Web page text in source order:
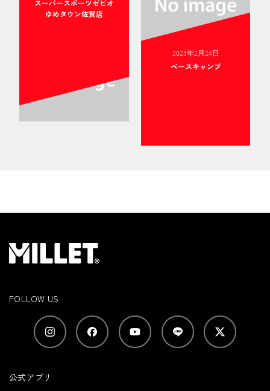
スーパースポーツゼビオ
ゆめタウン佐賀店
2023年2月24日
ベースキャンプ
FOLLOW US
公式アプリ